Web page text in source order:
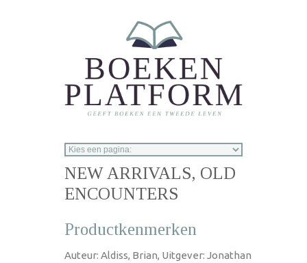
NEW ARRIVALS, OLD
ENCOUNTERS
Productkenmerken
Auteur: Aldiss, Brian, Uitgever: Jonathan